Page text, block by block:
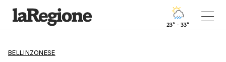
23° - 33°
BELLINZONESE